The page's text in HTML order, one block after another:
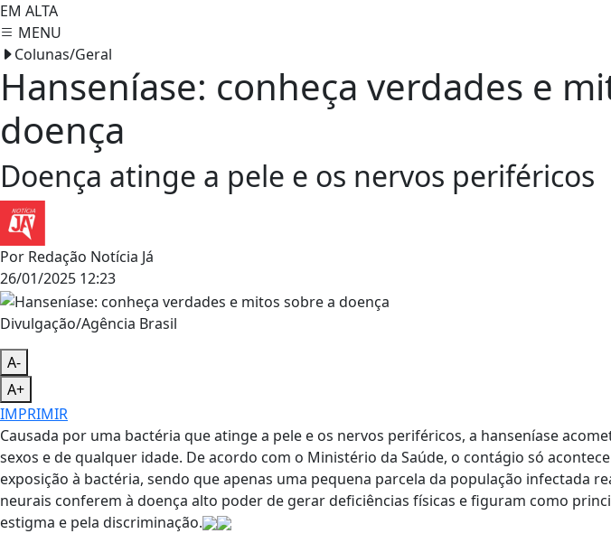
EM ALTA
MENU
Colunas/Geral
Hanseníase: conheça verdades e
doença
Doença atinge a pele e os nervos periféricos
Por Redação Notícia Já
26/01/2025 12:23
Divulgação/Agência Brasil
A-
A+
IMPRIMIR
Causada por uma bactéria que atinge a pele e os nervos periféricos, a hanseníase
sexos e de qualquer idade. De acordo com o Ministério da Saúde, o contágio só
exposição à bactéria, sendo que apenas uma pequena parcela da população infectada
neurais conferem à doença alto poder de gerar deficiências físicas e figuram como
estigma e pela discriminação.